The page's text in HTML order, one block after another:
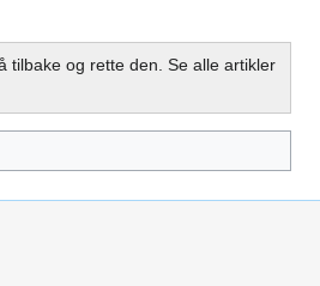
tilbake og rette den. Se alle artikler